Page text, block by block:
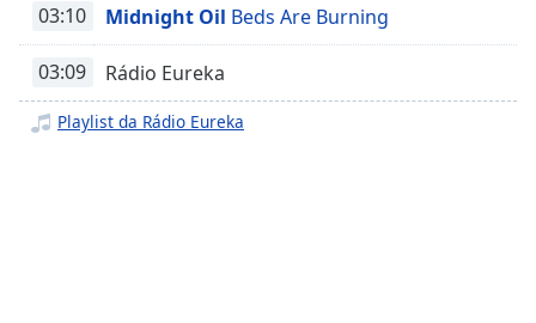
Descriptions
descriptions
03:10 Midnight Oil Beds Are Burning
03:09 Rádio Eureka
Playlist da Rádio Eureka